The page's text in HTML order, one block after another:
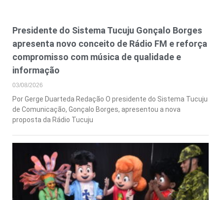
Presidente do Sistema Tucuju Gonçalo Borges
apresenta novo conceito de Rádio FM e reforça
compromisso com música de qualidade e
informação
03/08/2026
Por Gerge Duarteda Redação O presidente do Sistema Tucuju
de Comunicação, Gonçalo Borges, apresentou a nova
proposta da Rádio Tucuju